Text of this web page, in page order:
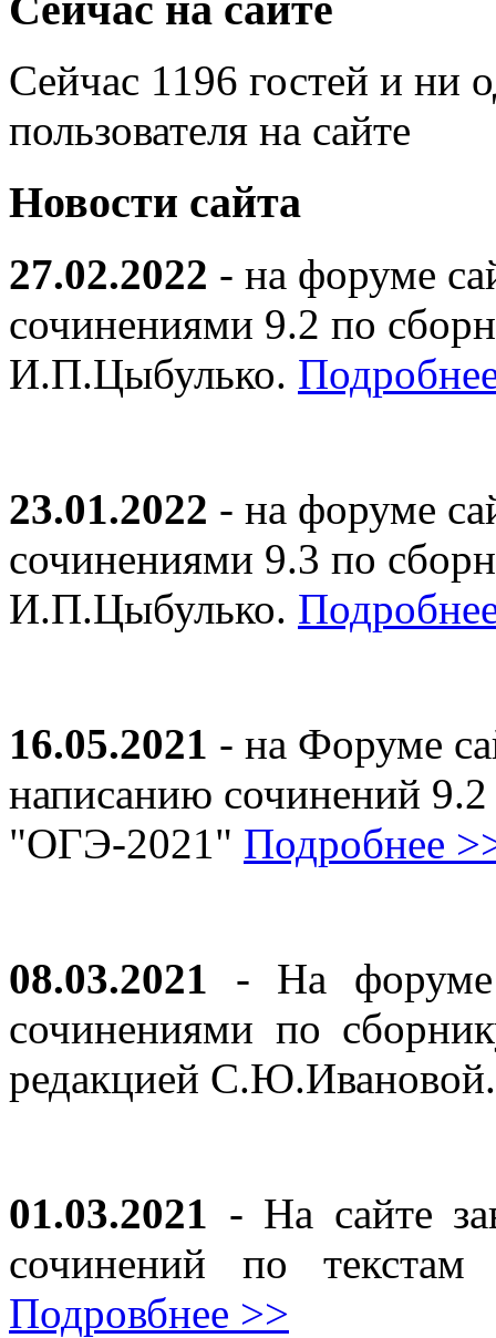
Сейчас 1196 гостей и ни
пользователя на сайте
Новости сайта
27.02.2022 - на форуме
сочинениями 9.2 по
И.П.Цыбулько.
23.01.2022 - на форуме
сочинениями 9.3 по
И.П.Цыбулько.
16.05.2021 - на Форуме
написанию сочинений
"ОГЭ-2021" Подробнее
08.03.2021 - На форуме
сочинениями по
редакцией
01.03.2021 - На сайте
сочинений по
Подровбнее >>